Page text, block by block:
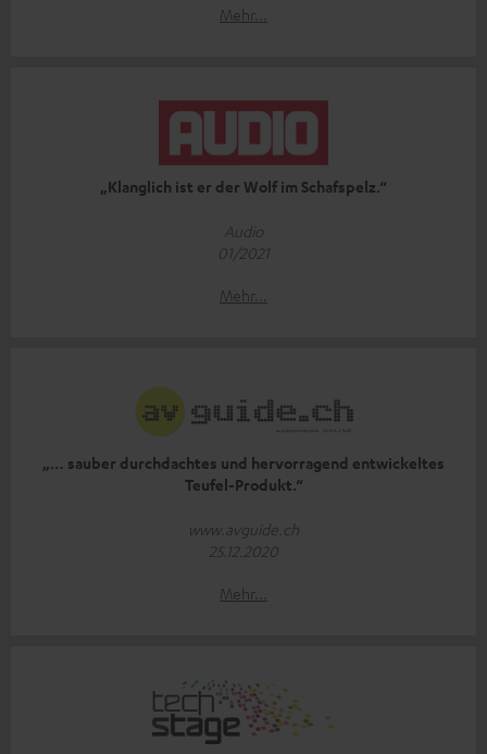
Mehr...
„Klanglich ist er der Wolf im Schafspelz.“
Audio
01/2021
Mehr...
„… sauber durchdachtes und hervorragend entwickeltes
Teufel-Produkt.“
www.avguide.ch
25.12.2020
Mehr...